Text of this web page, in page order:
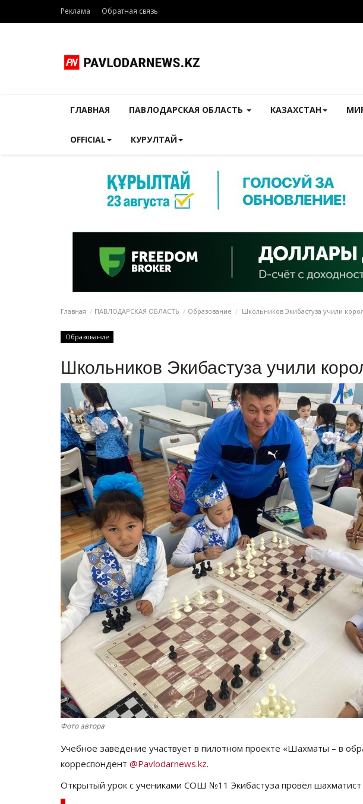
Реклама Обратная связь
ГЛАВНАЯ ПАВЛОДАРСКАЯ ОБЛАСТЬ КАЗАХСТАН
OFFICIAL КУРУЛТАЙ
Главная ПАВЛОДАРСКАЯ ОБЛАСТЬ Образование Школьников Экибастуза учили
Образование
Школьников Экибастуза учили
Фото автора
Учебное заведение участвует в пилотном проекте «Шахматы – в
корреспондент @Pavlodarnews.kz.
Открытый урок с учениками СОШ №11 Экибастуза провёл шахматист